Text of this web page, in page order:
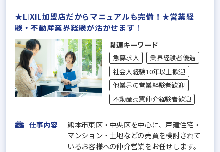
★LIXIL加盟店だからマニュアルも完備！★営業経
験・不動産業界経験が活かせます！
関連キーワード
急募求人
業界経験者優遇
社会人経験10年以上歓迎
他業界の営業経験者歓迎
不動産売買仲介経験者歓迎
仕事内容
熊本市東区・中央区を中心に、戸建住宅・
マンション・土地などの売買を検討されて
いるお客様への仲介営業をお任せします。